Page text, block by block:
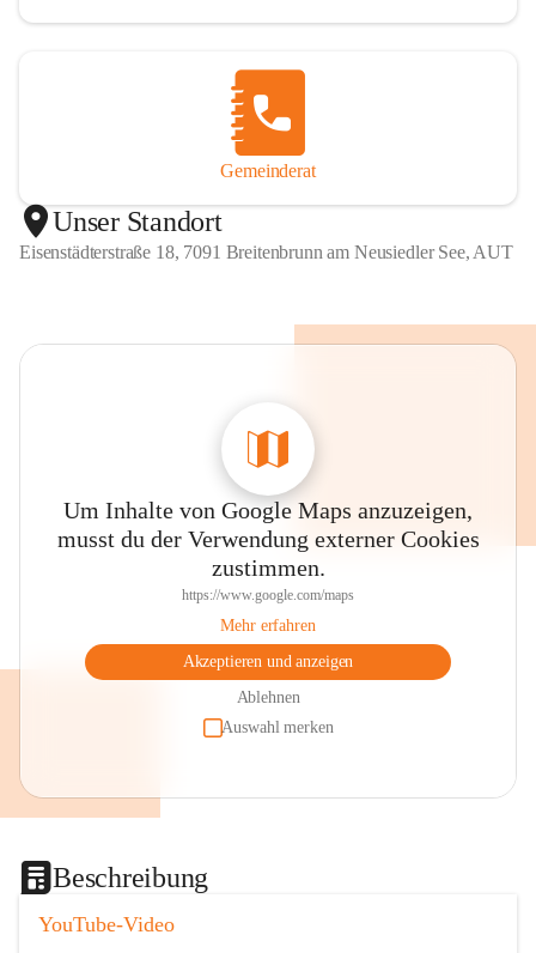
Gemeinderat
Unser Standort
Eisenstädterstraße 18, 7091 Breitenbrunn am Neusiedler See, AUT
Um Inhalte von Google Maps anzuzeigen,
musst du der Verwendung externer Cookies
zustimmen.
https://www.google.com/maps
Mehr erfahren
Akzeptieren und anzeigen
Ablehnen
Auswahl merken
Beschreibung
YouTube-Video